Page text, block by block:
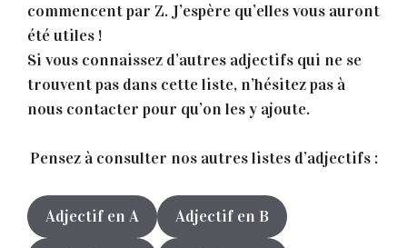
commencent par Z. J’espère qu’elles vous auront
été utiles !
Si vous connaissez d’autres adjectifs qui ne se
trouvent pas dans cette liste, n’hésitez pas à
nous contacter pour qu’on les y ajoute.
Pensez à consulter nos autres listes d’adjectifs :
Adjectif en A Adjectif en B